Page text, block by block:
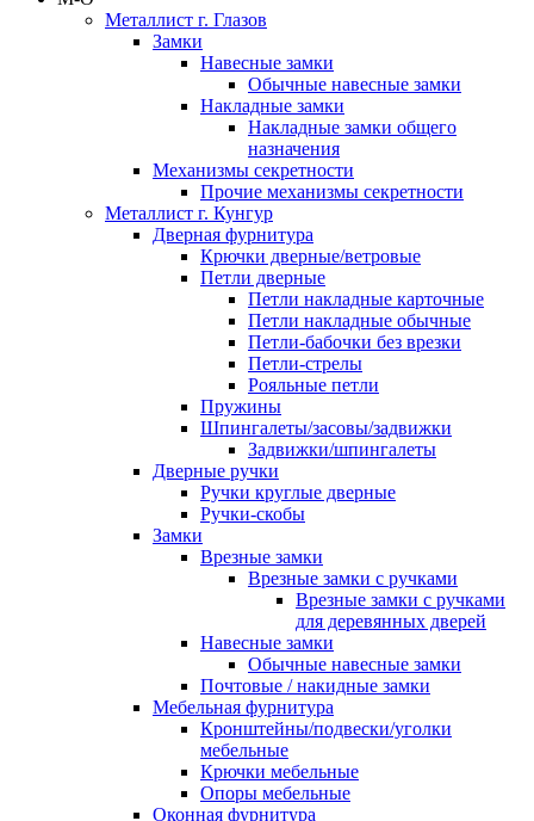
Металлист г. Глазов
Замки
Навесные замки
Обычные навесные замки
Накладные замки
Накладные замки общего
назначения
Механизмы секретности
Прочие механизмы секретности
Металлист г. Кунгур
Дверная фурнитура
Крючки дверные/ветровые
Петли дверные
Петли накладные карточные
Петли накладные обычные
Петли-бабочки без врезки
Петли-стрелы
Рояльные петли
Пружины
Шпингалеты/засовы/задвижки
Задвижки/шпингалеты
Дверные ручки
Ручки круглые дверные
Ручки-скобы
Замки
Врезные замки
Врезные замки с ручками
Врезные замки с ручками
для деревянных дверей
Навесные замки
Обычные навесные замки
Почтовые / накидные замки
Мебельная фурнитура
Кронштейны/подвески/уголки
мебельные
Крючки мебельные
Опоры мебельные
Оконная фурнитура